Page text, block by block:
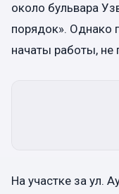
около бульвара
порядок». Однако
начаты работы, не
На участке за ул.